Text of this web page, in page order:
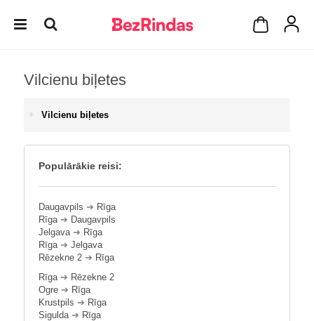
Vilcienu biļetes
Vilcienu biļetes
Populārākie reisi:
Daugavpils ➔ Rīga
Rīga➔ Daugavpils
Jelgava➔ Rīga
Rīga➔ Jelgava
Rēzekne 2 ➔ Rīga
Rīga➔ Rēzekne 2
Ogre ➔ Rīga
Krustpils ➔ Rīga
Sigulda➔ Rīga